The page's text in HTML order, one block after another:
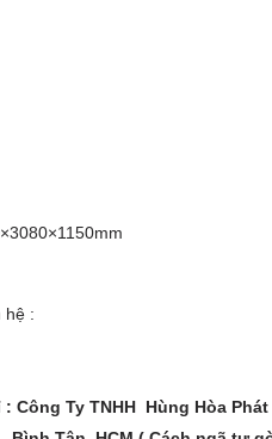
hệ :
Công Ty TNHH Hùng Hòa Phát